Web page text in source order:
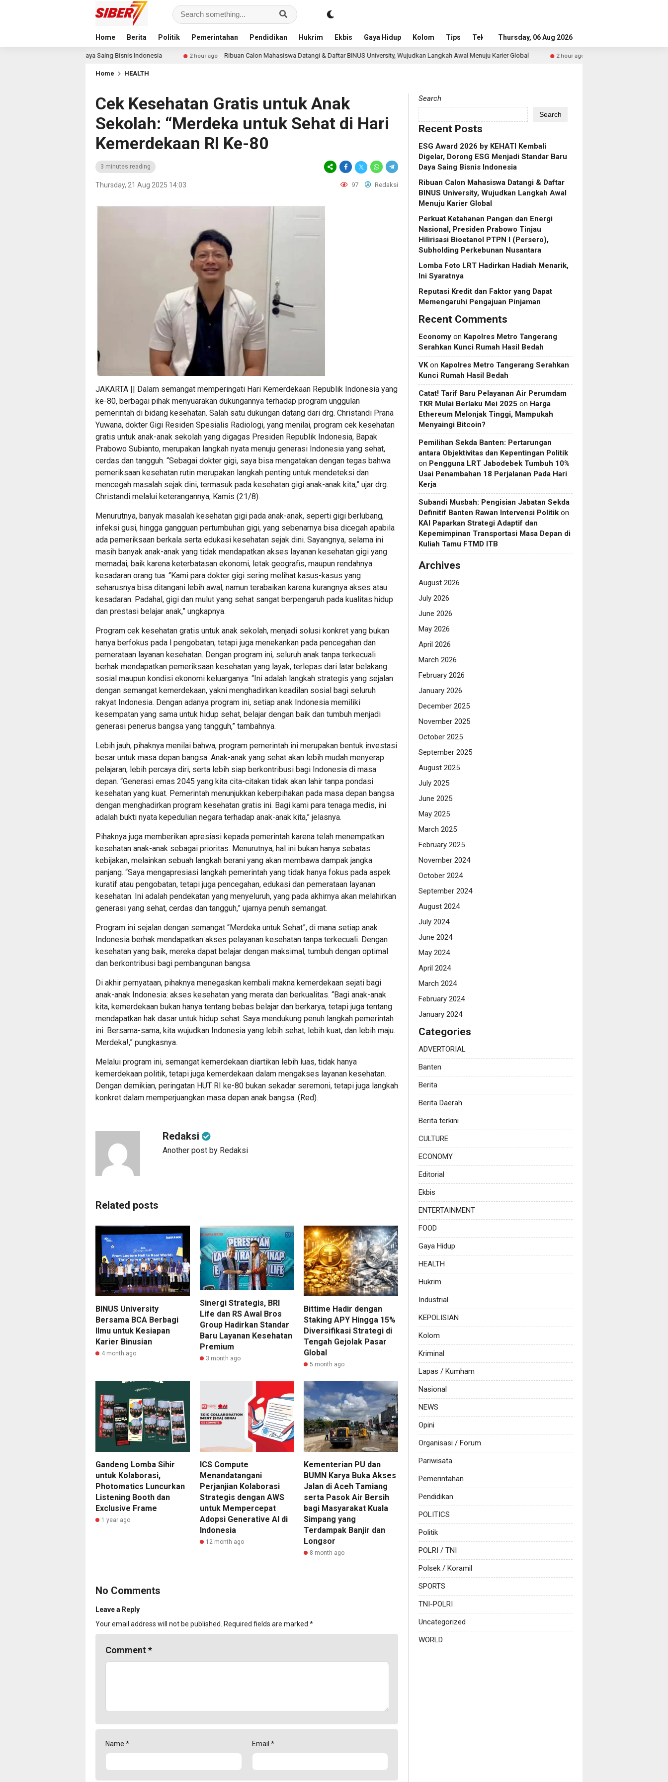
Home Berita Politik Pemerintahan Pendidikan Hukrim Ekbis Gaya Hidup Kolom Tips Tekno Thursday, 06 Aug 2026
Baru Daya Saing Bisnis Indonesia 2 hour ago Ribuan Calon Mahasiswa Datangi & Daftar BINUS University, Wujudkan Langkah Awal Menuju Karier Global 2 hour ago Perkuat Ketahanan Pangan dan Energi
Home HEALTH
Cek Kesehatan Gratis untuk Anak
Sekolah: “Merdeka untuk Sehat di Hari
Kemerdekaan RI Ke-80
3 minutes reading
Thursday, 21 Aug 2025 14:03 97 Redaksi
JAKARTA || Dalam semangat memperingati Hari Kemerdekaan Republik Indonesia yang
ke-80, berbagai pihak menyuarakan dukungannya terhadap program unggulan
pemerintah di bidang kesehatan. Salah satu dukungan datang dari drg. Christandi Prana
Yuwana, dokter Gigi Residen Spesialis Radiologi, yang menilai, program cek kesehatan
gratis untuk anak-anak sekolah yang digagas Presiden Republik Indonesia, Bapak
Prabowo Subianto, merupakan langkah nyata menuju generasi Indonesia yang sehat,
cerdas dan tangguh. “Sebagai dokter gigi, saya bisa mengatakan dengan tegas bahwa
pemeriksaan kesehatan rutin merupakan langkah penting untuk mendeteksi dan
mencegah masalah sejak dini, termasuk pada kesehatan gigi anak-anak kita,” ujar drg.
Christandi melalui keterangannya, Kamis (21/8).
Menurutnya, banyak masalah kesehatan gigi pada anak-anak, seperti gigi berlubang,
infeksi gusi, hingga gangguan pertumbuhan gigi, yang sebenarnya bisa dicegah apabila
ada pemeriksaan berkala serta edukasi kesehatan sejak dini. Sayangnya, selama ini
masih banyak anak-anak yang tidak mendapatkan akses layanan kesehatan gigi yang
memadai, baik karena keterbatasan ekonomi, letak geografis, maupun rendahnya
kesadaran orang tua. “Kami para dokter gigi sering melihat kasus-kasus yang
seharusnya bisa ditangani lebih awal, namun terabaikan karena kurangnya akses atau
kesadaran. Padahal, gigi dan mulut yang sehat sangat berpengaruh pada kualitas hidup
dan prestasi belajar anak,” ungkapnya.
Program cek kesehatan gratis untuk anak sekolah, menjadi solusi konkret yang bukan
hanya berfokus pada l pengobatan, tetapi juga menekankan pada pencegahan dan
pemerataan layanan kesehatan. Dengan program ini, seluruh anak tanpa terkecuali
berhak mendapatkan pemeriksaan kesehatan yang layak, terlepas dari latar belakang
sosial maupun kondisi ekonomi keluarganya. “Ini adalah langkah strategis yang sejalan
dengan semangat kemerdekaan, yakni menghadirkan keadilan sosial bagi seluruh
rakyat Indonesia. Dengan adanya program ini, setiap anak Indonesia memiliki
kesempatan yang sama untuk hidup sehat, belajar dengan baik dan tumbuh menjadi
generasi penerus bangsa yang tangguh,” tambahnya.
Lebih jauh, pihaknya menilai bahwa, program pemerintah ini merupakan bentuk investasi
besar untuk masa depan bangsa. Anak-anak yang sehat akan lebih mudah menyerap
pelajaran, lebih percaya diri, serta lebih siap berkontribusi bagi Indonesia di masa
depan. “Generasi emas 2045 yang kita cita-citakan tidak akan lahir tanpa pondasi
kesehatan yang kuat. Pemerintah menunjukkan keberpihakan pada masa depan bangsa
dengan menghadirkan program kesehatan gratis ini. Bagi kami para tenaga medis, ini
adalah bukti nyata kepedulian negara terhadap anak-anak kita,” jelasnya.
Pihaknya juga memberikan apresiasi kepada pemerintah karena telah menempatkan
kesehatan anak-anak sebagai prioritas. Menurutnya, hal ini bukan hanya sebatas
kebijakan, melainkan sebuah langkah berani yang akan membawa dampak jangka
panjang. “Saya mengapresiasi langkah pemerintah yang tidak hanya fokus pada aspek
kuratif atau pengobatan, tetapi juga pencegahan, edukasi dan pemerataan layanan
kesehatan. Ini adalah pendekatan yang menyeluruh, yang pada akhirnya akan melahirkan
generasi yang sehat, cerdas dan tangguh,” ujarnya penuh semangat.
Program ini sejalan dengan semangat “Merdeka untuk Sehat”, di mana setiap anak
Indonesia berhak mendapatkan akses pelayanan kesehatan tanpa terkecuali. Dengan
kesehatan yang baik, mereka dapat belajar dengan maksimal, tumbuh dengan optimal
dan berkontribusi bagi pembangunan bangsa.
Di akhir pernyataan, pihaknya menegaskan kembali makna kemerdekaan sejati bagi
anak-anak Indonesia: akses kesehatan yang merata dan berkualitas. “Bagi anak-anak
kita, kemerdekaan bukan hanya tentang bebas belajar dan berkarya, tetapi juga tentang
mendapatkan hak dasar untuk hidup sehat. Saya mendukung penuh langkah pemerintah
ini. Bersama-sama, kita wujudkan Indonesia yang lebih sehat, lebih kuat, dan lebih maju.
Merdeka!,” pungkasnya.
Melalui program ini, semangat kemerdekaan diartikan lebih luas, tidak hanya
kemerdekaan politik, tetapi juga kemerdekaan dalam mengakses layanan kesehatan.
Dengan demikian, peringatan HUT RI ke-80 bukan sekadar seremoni, tetapi juga langkah
konkret dalam memperjuangkan masa depan anak bangsa. (Red).
Redaksi
Another post by Redaksi
Related posts
BINUS University
Bersama BCA Berbagi
Ilmu untuk Kesiapan
Karier Binusian
4 month ago
Sinergi Strategis, BRI
Life dan RS Awal Bros
Group Hadirkan Standar
Baru Layanan Kesehatan
Premium
3 month ago
Bittime Hadir dengan
Staking APY Hingga 15%
Diversifikasi Strategi di
Tengah Gejolak Pasar
Global
5 month ago
Gandeng Lomba Sihir
untuk Kolaborasi,
Photomatics Luncurkan
Listening Booth dan
Exclusive Frame
1 year ago
ICS Compute
Menandatangani
Perjanjian Kolaborasi
Strategis dengan AWS
untuk Mempercepat
Adopsi Generative AI di
Indonesia
12 month ago
Kementerian PU dan
BUMN Karya Buka Akses
Jalan di Aceh Tamiang
serta Pasok Air Bersih
bagi Masyarakat Kuala
Simpang yang
Terdampak Banjir dan
Longsor
8 month ago
No Comments
Leave a Reply
Your email address will not be published. Required fields are marked *
Comment *
Name * Email *
Search
Search
Recent Posts
ESG Award 2026 by KEHATI Kembali
Digelar, Dorong ESG Menjadi Standar Baru
Daya Saing Bisnis Indonesia
Ribuan Calon Mahasiswa Datangi & Daftar
BINUS University, Wujudkan Langkah Awal
Menuju Karier Global
Perkuat Ketahanan Pangan dan Energi
Nasional, Presiden Prabowo Tinjau
Hilirisasi Bioetanol PTPN I (Persero),
Subholding Perkebunan Nusantara
Lomba Foto LRT Hadirkan Hadiah Menarik,
Ini Syaratnya
Reputasi Kredit dan Faktor yang Dapat
Memengaruhi Pengajuan Pinjaman
Recent Comments
Economy on Kapolres Metro Tangerang
Serahkan Kunci Rumah Hasil Bedah
VKon Kapolres Metro Tangerang Serahkan
Kunci Rumah Hasil Bedah
Catat! Tarif Baru Pelayanan Air Perumdam
TKR Mulai Berlaku Mei 2025 on Harga
Ethereum Melonjak Tinggi, Mampukah
Menyaingi Bitcoin?
Pemilihan Sekda Banten: Pertarungan
antara Objektivitas dan Kepentingan Politik
on Pengguna LRT Jabodebek Tumbuh 10%
Usai Penambahan 18 Perjalanan Pada Hari
Kerja
Subandi Musbah: Pengisian Jabatan Sekda
Definitif Banten Rawan Intervensi Politik on
KAI Paparkan Strategi Adaptif dan
Kepemimpinan Transportasi Masa Depan di
Kuliah Tamu FTMD ITB
Archives
August 2026
July 2026
June 2026
May 2026
April 2026
March 2026
February 2026
January 2026
December 2025
November 2025
October 2025
September 2025
August 2025
July 2025
June 2025
May 2025
March 2025
February 2025
November 2024
October 2024
September 2024
August 2024
July 2024
June 2024
May 2024
April 2024
March 2024
February 2024
January 2024
Categories
ADVERTORIAL
Banten
Berita
Berita Daerah
Berita terkini
CULTURE
ECONOMY
Editorial
Ekbis
ENTERTAINMENT
FOOD
Gaya Hidup
HEALTH
Hukrim
Industrial
KEPOLISIAN
Kolom
Kriminal
Lapas / Kumham
Nasional
NEWS
Opini
Organisasi / Forum
Pariwisata
Pemerintahan
Pendidikan
POLITICS
Politik
POLRI / TNI
Polsek / Koramil
SPORTS
TNI-POLRI
Uncategorized
WORLD